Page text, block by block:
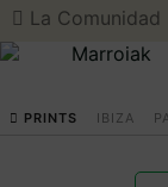
La Comunidad
PRINTS IBIZA